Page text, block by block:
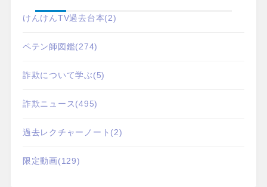
けんけんTV過去台本(2)
ペテン師図鑑(274)
詐欺について学ぶ(5)
詐欺ニュース(495)
過去レクチャーノート (2)
限定動画(129)